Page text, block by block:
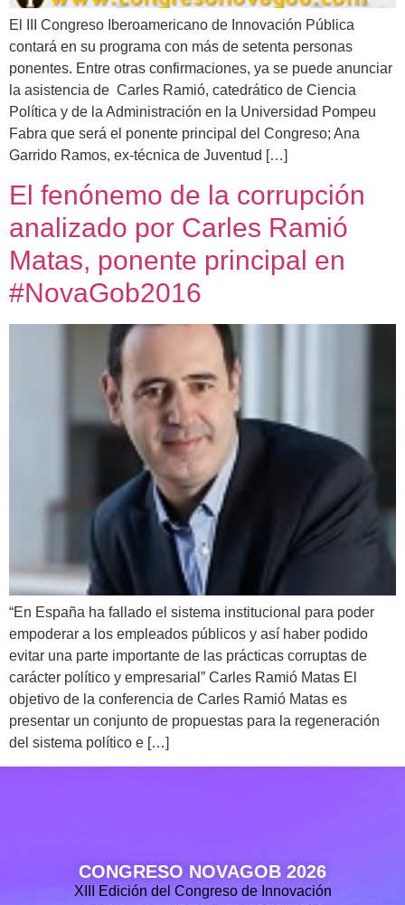
El III Congreso Iberoamericano de Innovación Pública
contará en su programa con más de setenta personas
ponentes. Entre otras confirmaciones, ya se puede anunciar
la asistencia de Carles Ramió, catedrático de Ciencia
Política y de la Administración en la Universidad Pompeu
Fabra que será el ponente principal del Congreso; Ana
Garrido Ramos, ex-técnica de Juventud […]
El fenónemo de la corrupción
analizado por Carles Ramió
Matas, ponente principal en
#NovaGob2016
“En España ha fallado el sistema institucional para poder
empoderar a los empleados públicos y así haber podido
evitar una parte importante de las prácticas corruptas de
carácter político y empresarial” Carles Ramió Matas El
objetivo de la conferencia de Carles Ramió Matas es
presentar un conjunto de propuestas para la regeneración
del sistema político e […]
CONGRESO NOVAGOB 2026
XIII Edición del Congreso de Innovación